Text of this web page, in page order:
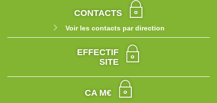
CONTACTS
Voir les contacts par direction
EFFECTIF
SITE
CA M€